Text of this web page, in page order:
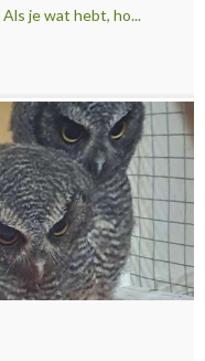
je wat hebt, ho...